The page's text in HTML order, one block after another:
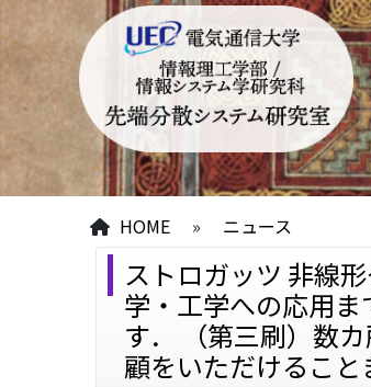
HOME » ニュース
ストロガッツ 非線
学・工学への応用
す． （第三刷）数
顧をいただけること